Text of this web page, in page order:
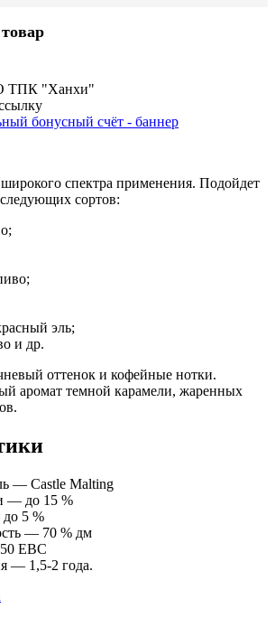
ТПК "Ханхи"
спектра применения. Подойдет
сортов:
эль;
и др.
оттенок и кофейные нотки.
аромат темной карамели, жаренных
— Castle Malting
— до 15 %
5 %
— 70 % дм
EBC
— 1,5-2 года.